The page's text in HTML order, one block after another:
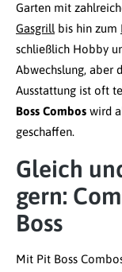
Garten mit
Gasgrillbis hin zum
schließlich Hobby
Abwechslung, aber
Ausstattung ist oft
Boss Combos wird
geschaffen.
Gleich
gern:
Boss
Mit Pit Boss